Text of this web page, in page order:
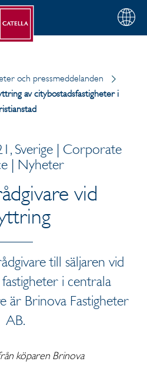
Välj
din
och pressmeddelanden
av citybostadsfastigheter i
Sverige | Corporate
| Nyheter
vid
till säljaren vid
i centrala
är Brinova Fastigheter
AB.
köparen Brinova